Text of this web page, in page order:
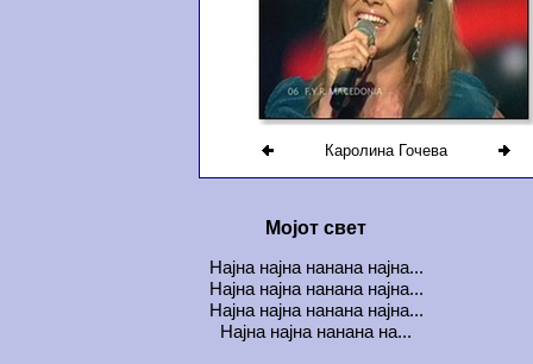
Каролина Гочева
Мојот свет
Најна најна нанана најна...
Најна најна нанана најна...
Најна најна нанана најна...
Најна најна нанана на...